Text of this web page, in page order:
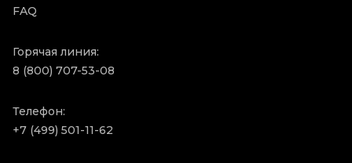
FAQ
Горячая линия:
8 (800) 707-53-08
Телефон:
+7 (499) 501-11-62